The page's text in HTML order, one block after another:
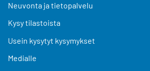
Neuvonta ja tietopalvelu
Kysy tilastoista
Usein kysytyt kysymykset
Medialle